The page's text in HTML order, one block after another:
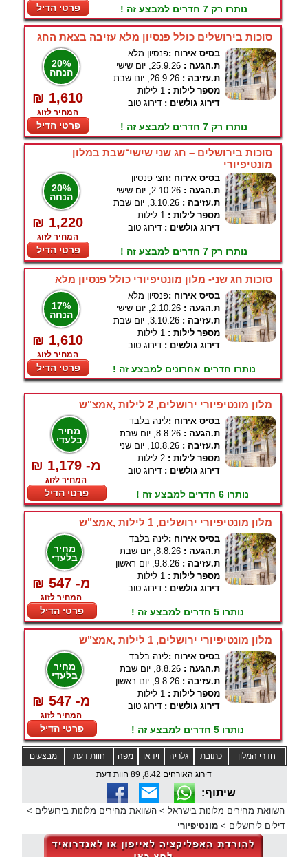
פרטי הדיל נותרו רק 7 חדרים למבצע זה !
סוכות בירושלים כולל פנסיון מלא עזיבה בצאת החג
20%
הנחה
₪ 1,610
המחיר לזוג
פרטי הדיל
בסיס אירוח :פנסיון מלא
ת.הגעה : 25.9.26, יום שישי
ת.עזיבה : 26.9.26, יום שבת
מספר לילות : 1 לילות
דירוג גולשים : דירוג טוב
נותרו רק 7 חדרים למבצע זה !
סוכות בירושלים – חג שני שישי־שבת במלון
מונטיפיורי
20%
הנחה
₪ 1,220
המחיר לזוג
פרטי הדיל
בסיס אירוח :חצי פנסיון
ת.הגעה : 2.10.26, יום שישי
ת.עזיבה : 3.10.26, יום שבת
מספר לילות : 1 לילות
דירוג גולשים : דירוג טוב
נותרו רק 7 חדרים למבצע זה !
סוכות חג שני- מלון מונטיפיורי כולל פנסיון מלא
17%
הנחה
₪ 1,610
המחיר לזוג
פרטי הדיל
בסיס אירוח :פנסיון מלא
ת.הגעה : 2.10.26, יום שישי
ת.עזיבה : 3.10.26, יום שבת
מספר לילות : 1 לילות
דירוג גולשים : דירוג טוב
נותרו חדרים אחרונים למבצע זה !
מלון מונטיפיורי ירושלים, 2 לילות ,אמצ"ש
מחיר
בלעדי
₪ 1,179 -מ
המחיר לזוג
פרטי הדיל
בסיס אירוח :לינה בלבד
ת.הגעה : 8.8.26, יום שבת
ת.עזיבה : 10.8.26, יום שני
מספר לילות : 2 לילות
דירוג גולשים : דירוג טוב
נותרו 6 חדרים למבצע זה !
מלון מונטיפיורי ירושלים, 1 לילות ,אמצ"ש
מחיר
בלעדי
₪ 547 -מ
המחיר לזוג
פרטי הדיל
בסיס אירוח :לינה בלבד
ת.הגעה : 8.8.26, יום שבת
ת.עזיבה : 9.8.26, יום ראשון
מספר לילות : 1 לילות
דירוג גולשים : דירוג טוב
נותרו 5 חדרים למבצע זה !
מלון מונטיפיורי ירושלים, 1 לילות ,אמצ"ש
מחיר
בלעדי
₪ 547 -מ
המחיר לזוג
פרטי הדיל
בסיס אירוח :לינה בלבד
ת.הגעה : 8.8.26, יום שבת
ת.עזיבה : 9.8.26, יום ראשון
מספר לילות : 1 לילות
דירוג גולשים : דירוג טוב
נותרו 5 חדרים למבצע זה !
מבצעים חוות דעת מפה וידאו גלריה כתובת
חדרי המלון
דירוג האורחים 8.42, 89 חוות דעת
שיתוף:
השוואת מחירים מלונות בישראל > השוואת מחירים מלונות בירושלים >
דילים לירושלים > מונטיפיורי